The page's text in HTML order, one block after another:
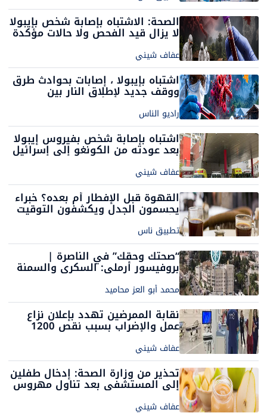
الصحة: الاشتباه بإصابة شخص بإيبولا
لا يزال قيد الفحص ولا حالات مؤكدة
في إسرائيل
عفاف شيني
اشتباه بإيبولا ، إصابات بحوادث طرق
ووقف جديد لإطلاق النار بين
إسرائيل ولبنان: أخبار الليلة
راديو الناس
اشتباه بإصابة شخص بفيروس إيبولا
بعد عودته من الكونغو إلى إسرائيل
عفاف شيني
القهوة قبل الإفطار أم بعده؟ خبراء
يحسمون الجدل ويكشفون التوقيت
الأفضل لصحتك
تطبيق ناس
“صحتك وحقك” في الناصرة |
بروفيسور أرملي: السكري والسمنة
وضغط الدم المرتفع بوابة خطيرة
نحو الفشل الكلوي
محمد أبو العز محاميد
نقابة الممرضين تهدد بإعلان نزاع
عمل والإضراب بسبب نقص 1200
وظيفة
عفاف شيني
تحذير من وزارة الصحة: إدخال طفلين
إلى المستشفى بعد تناول مهروس
أطفال والتحقيقات جارية
عفاف شيني